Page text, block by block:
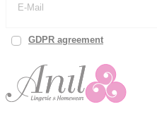
GDPR agreement